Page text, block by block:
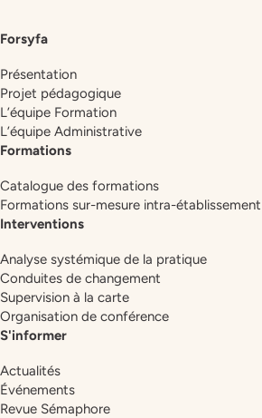
Forsyfa
Présentation
Projet pédagogique
L’équipe Formation
L’équipe Administrative
Formations
Catalogue des formations
Formations sur-mesure intra-établissement
Interventions
Analyse systémique de la pratique
Conduites de changement
Supervision à la carte
Organisation de conférence
S'informer
Actualités
Événements
Revue Sémaphore